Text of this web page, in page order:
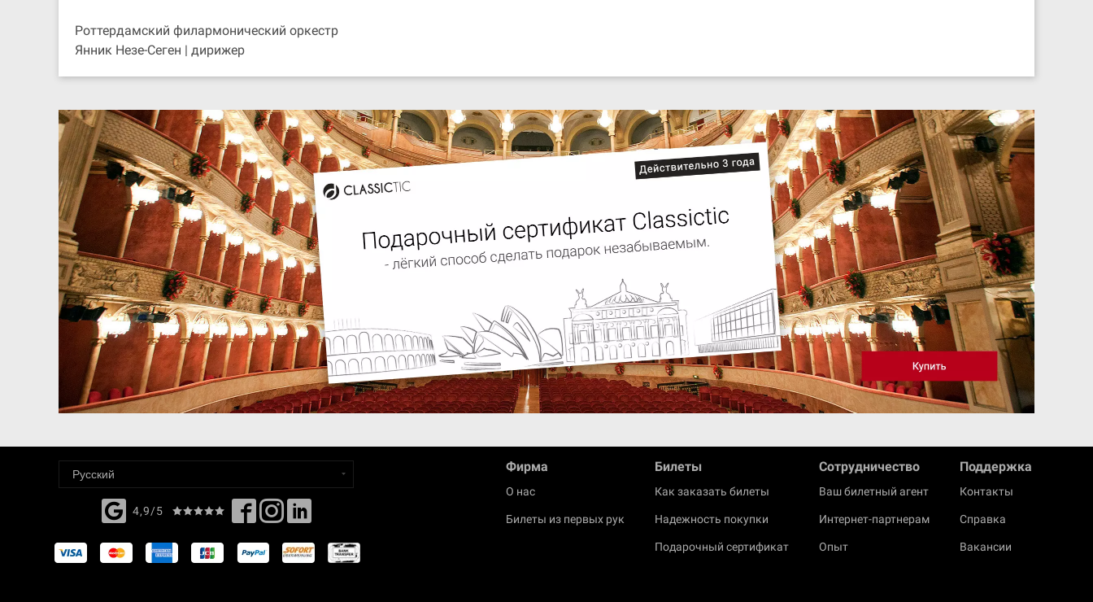
Роттердамский филармонический оркестр
Янник Незе-Сеген | дирижер
4,9/5
Фирма
О нас
Билеты из первых рук
Билеты
Как заказать билеты
Надежность покупки
Подарочный сертификат
Cотрудничество
Ваш билетный агент
Интернет-партнерам
Опыт
Поддержка
Контакты
Справка
Вакансии